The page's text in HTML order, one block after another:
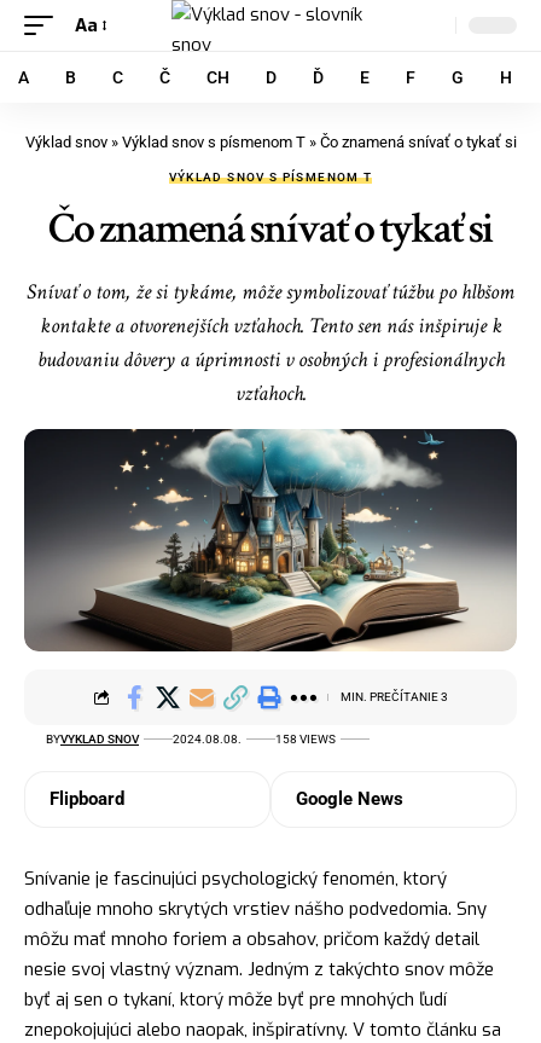
Aa
A B C Č CH D Ď E F G H
Výklad snov» Výklad snov s písmenom T» Čo znamená snívať o tykať si
VÝKLAD SNOV S PÍSMENOM T
Čo znamená snívať o tykať si
Snívať o tom, že si tykáme, môže symbolizovať túžbu po hlbšom
kontakte a otvorenejších vzťahoch. Tento sen nás inšpiruje k
budovaniu dôvery a úprimnosti v osobných i profesionálnych
vzťahoch.
BYVYKLAD SNOV 2024.08.08. 158 VIEWS
MIN. PREČÍTANIE 3
Flipboard Google News
Snívanie je fascinujúci psychologický fenomén, ktorý
odhaľuje mnoho skrytých vrstiev nášho podvedomia. Sny
môžu mať mnoho foriem a obsahov, pričom každý detail
nesie svoj vlastný význam. Jedným z takýchto snov môže
byť aj sen o tykaní, ktorý môže byť pre mnohých ľudí
znepokojujúci alebo naopak, inšpiratívny. V tomto článku sa